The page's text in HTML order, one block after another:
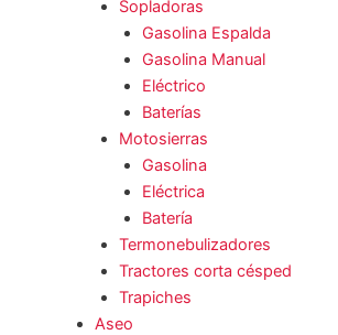
Sopladoras
Gasolina Espalda
Gasolina Manual
Eléctrico
Baterías
Motosierras
Gasolina
Eléctrica
Batería
Termonebulizadores
Tractores corta césped
Trapiches
Aseo